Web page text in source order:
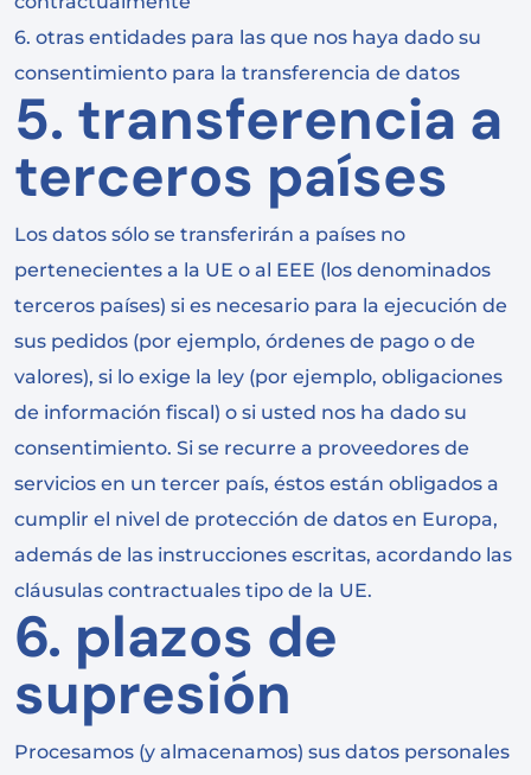
6. otras entidades para las que nos haya dado su
consentimiento para la transferencia de datos
5. transferencia a
terceros países
Los datos sólo se transferirán a países no
pertenecientes a la UE o al EEE (los denominados
terceros países) si es necesario para la ejecución de
sus pedidos (por ejemplo, órdenes de pago o de
valores), si lo exige la ley (por ejemplo, obligaciones
de información fiscal) o si usted nos ha dado su
consentimiento. Si se recurre a proveedores de
servicios en un tercer país, éstos están obligados a
cumplir el nivel de protección de datos en Europa,
además de las instrucciones escritas, acordando las
cláusulas contractuales tipo de la UE.
6. plazos de
supresión
Procesamos (y almacenamos) sus datos personales